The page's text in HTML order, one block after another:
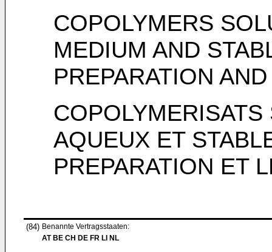
COPOLYMERS
MEDIUM AND
PREPARATION
AQUEUX ET
PREPARATION ET
(84) Benannte Vertragsstaaten:
AT BE CH DE FR LI NL